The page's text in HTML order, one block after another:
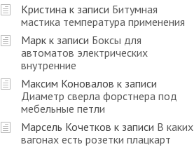
Кристина к записи Битумная
мастика температура применения
Марк к записи Боксы для
автоматов электрических
внутренние
Максим Коновалов к записи
Диаметр сверла форстнера под
мебельные петли
Марсель Кочетков к записи В каких
вагонах есть розетки плацкарт